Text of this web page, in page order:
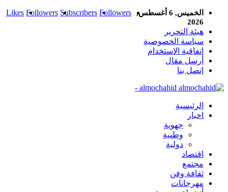
Likes Followers Subscribers Followers
الخميس, 6 أغسطس,
2026
هيئة التحرير
سياسة الخصوصية
اتفاقية الاستخدام
أرسل مقال
إتصل بنا
almochahid -
الرئيسية
اخبار
جهوية
وطنية
دولية
اقتصاد
مجتمع
ثقافة وفن
مهرجانات